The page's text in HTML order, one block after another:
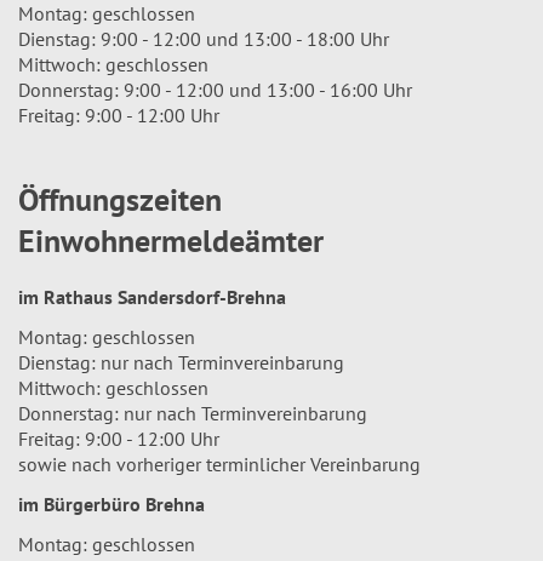
Montag: geschlossen
Dienstag: 9:00 - 12:00 und 13:00 - 18:00 Uhr
Mittwoch: geschlossen
Donnerstag: 9:00 - 12:00 und 13:00 - 16:00 Uhr
Freitag: 9:00 - 12:00 Uhr
Öffnungszeiten
Einwohnermeldeämter
im Rathaus Sandersdorf-Brehna
Montag: geschlossen
Dienstag: nur nach Terminvereinbarung
Mittwoch: geschlossen
Donnerstag: nur nach Terminvereinbarung
Freitag: 9:00 - 12:00 Uhr
sowie nach vorheriger terminlicher Vereinbarung
im Bürgerbüro Brehna
Montag: geschlossen